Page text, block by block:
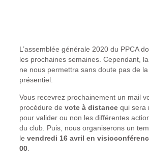
L’assemblée générale 2020 du PPCA
les prochaines semaines. Cependant,
ne nous permettra sans doute pas de
présentiel.
Vous recevrez prochainement un mail
procédure devote à distance qui sera
pour valider ou non les différentes
du club. Puis, nous organiserons un
levendredi 16 avril en
00